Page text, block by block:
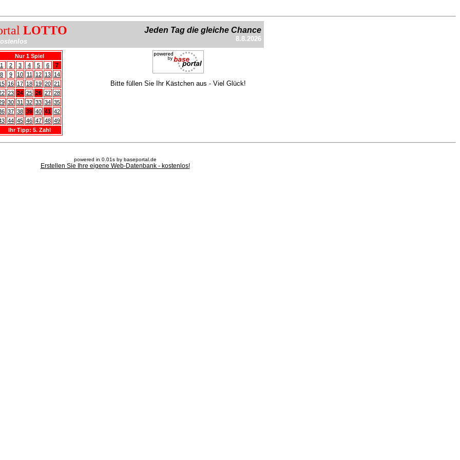
LOTTO Jeden Tag die gleiche Chance
8.8.2026
Nur 1 Spiel
1
2 3 4 5 6
7
8
9 10 11 12 13 14
16 17 18 19 20 21
23 24 25 26 27 28
30 31 32 33 34 35
37 38 39 40 41 42
44 45 46 47 48 49
Ihr Tipp: 5. Zahl
Bitte füllen Sie Ihr Kästchen aus - Viel Glück!
powered in 0.01s by baseportal.de
Erstellen Sie Ihre eigene Web-Datenbank - kostenlos!